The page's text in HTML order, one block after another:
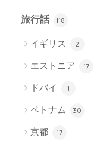
旅行話 118
イギリス 2
エストニア 17
ドバイ 1
ベトナム 30
京都 17